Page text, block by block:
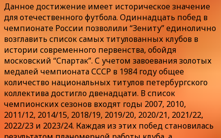
Данное достижение имеет историческое значение
для отечественного футбола. Одиннадцать побед в
чемпионате России позволили “Зениту” единолично
возглавить список самых титулованных клубов в
истории современного первенства, обойдя
московский “Спартак”. С учетом завоевания золотых
медалей чемпионата СССР в 1984 году общее
количество национальных титулов петербургского
коллектива достигло двенадцати. В список
чемпионских сезонов входят годы 2007, 2010,
2011/12, 2014/15, 2018/19, 2019/20, 2020/21, 2021/22,
2022/23 и 2023/24. Каждая из этих побед становилась